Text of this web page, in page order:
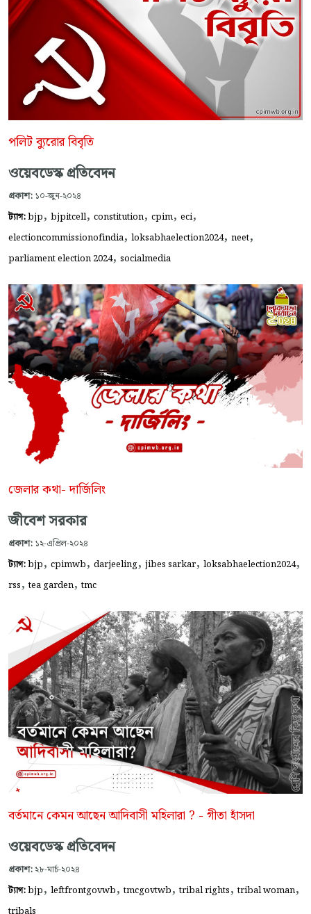
পলিট ব্যুরোর বিবৃতি
ওয়েবডেস্ক প্রতিবেদন
প্রকাশ: ১০-জুন-২০২৪
ট্যাগ:bjp, bjpitcell, constitution, cpim, eci,
electioncommissionofindia, loksabhaelection2024, neet,
parliament election 2024, socialmedia
জেলার কথা- দার্জিলিং
জীবেশ সরকার
প্রকাশ: ১২-এপ্রিল-২০২৪
ট্যাগ:bjp, cpimwb, darjeeling, jibes sarkar, loksabhaelection2024,
rss,tea garden,tmc
বর্তমানে কেমন আছেন আদিবাসী মহিলারা ? - গীতা হাঁসদা
ওয়েবডেস্ক প্রতিবেদন
প্রকাশ: ২৮-মার্চ-২০২৪
ট্যাগ:bjp, leftfrontgovwb,tmcgovtwb,tribal rights,tribal woman,